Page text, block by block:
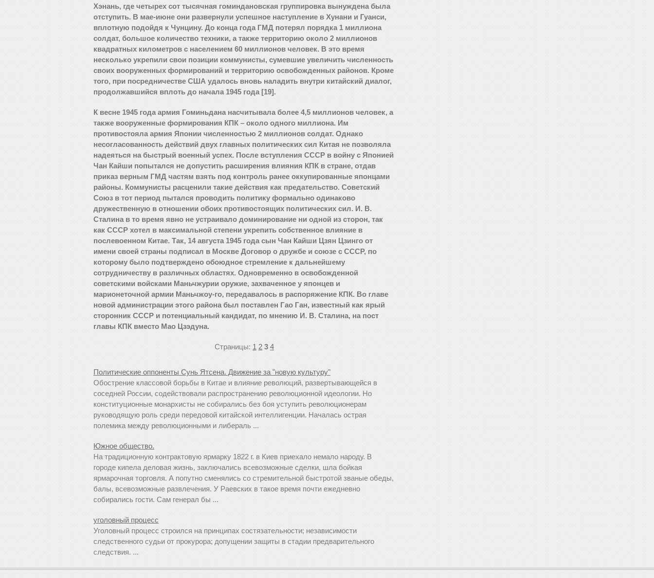
Хэнань, где четырех сот тысячная гоминдановская группировка вынуждена была
отступить. В мае-июне они развернули успешное наступление в Хунани и Гуанси,
вплотную подойдя к Чунцину. До конца года ГМД потерял порядка 1 миллиона
солдат, большое количество техники, а также территорию около 2 миллионов
квадратных километров с населением 60 миллионов человек. В это время
несколько укрепили свои позиции коммунисты, сумевшие увеличить численность
своих вооруженных формирований и территорию освобожденных районов. Кроме
того, при посредничестве США удалось вновь наладить внутри китайский диалог,
продолжавшийся вплоть до начала 1945 года [19].
К весне 1945 года армия Гоминьдана насчитывала более 4,5 миллионов человек, а
также вооруженные формирования КПК – около одного миллиона. Им
противостояла армия Японии численностью 2 миллионов солдат. Однако
несогласованность действий двух главных политических сил Китая не позволяла
надеяться на быстрый военный успех. После вступления СССР в войну с Японией
Чан Кайши попытался не допустить расширения влияния КПК в стране, отдав
приказ верным ГМД частям взять под контроль ранее оккупированные японцами
районы. Коммунисты расценили такие действия как предательство. Советский
Союз в тот период пытался проводить политику формально одинаково
дружественную в отношении обоих противостоящих политических сил. И. В.
Сталина в то время явно не устраивало доминирование ни одной из сторон, так
как СССР хотел в максимальной степени укрепить собственное влияние в
послевоенном Китае. Так, 14 августа 1945 года сын Чан Кайши Цзян Цзинго от
имени своей страны подписал в Москве Договор о дружбе и союзе с СССР, по
которому было подтверждено обоюдное стремление к дальнейшему
сотрудничеству в различных областях. Одновременно в освобожденной
советскими войсками Маньчжурии оружие, захваченное у японцев и
марионеточной армии Маньчжоу-го, передавалось в распоряжение КПК. Во главе
новой администрации этого района был поставлен Гао Ган, известный как ярый
сторонник СССР и потенциальный кандидат, по мнению И. В. Сталина, на пост
главы КПК вместо Мао Цзэдуна.
Страницы: 1 2 3 4
Политические оппоненты Сунь Ятсена. Движение за "новую культуру"
Обострение классовой борьбы в Китае и влияние революций, развертывающейся в
соседней России, содействовали распространению революционной идеологии. Но
конституционные монархисты не собирались без боя уступить революционерам
руководящую роль среди передовой китайской интеллигенции. Началась острая
полемика между революционными и либераль ...
Южное общество.
На традиционную контрактовую ярмарку 1822 г. в Киев приехало немало народу. В
городе кипела деловая жизнь, заключались всевозможные сделки, шла бойкая
ярмарочная торговля. А попутно сменялись со стремительной быстротой званые обеды,
балы, всевозможные развлечения. У Раевских в такое время почти ежедневно
собирались гости. Сам генерал бы ...
уголовный процесс
Уголовный процесс строился на принципах состязательности; независимости
следственного судьи от прокурора; допущении защиты в стадии предварительного
следствия. ...